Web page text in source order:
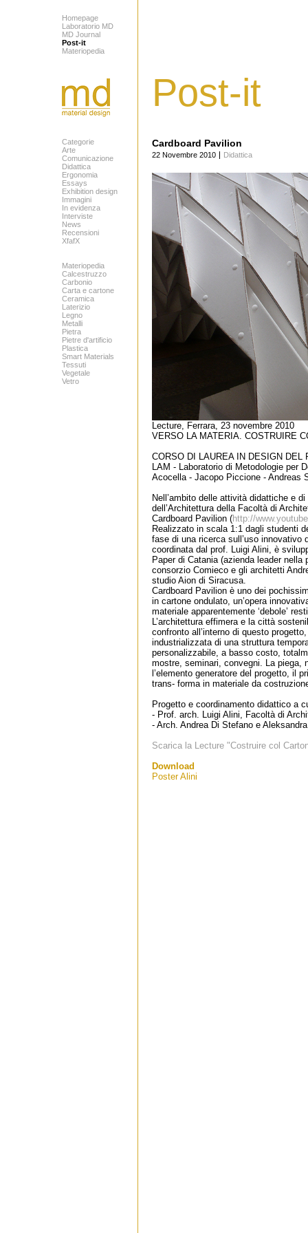
Homepage
Laboratorio MD
MD Journal
Post-it
Materiopedia
Post-it
Categorie
Arte
Comunicazione
Didattica
Ergonomia
Essays
Exhibition design
Immagini
In evidenza
Interviste
News
Recensioni
XfafX
Materiopedia
Calcestruzzo
Carbonio
Carta e cartone
Ceramica
Laterizio
Legno
Metalli
Pietra
Pietre d'artificio
Plastica
Smart Materials
Tessuti
Vegetale
Vetro
Cardboard Pavilion
22 Novembre 2010 Didattica
Lecture, Ferrara, 23 novembre 2010
VERSO LA MATERIA. COSTRUIRE
CORSO DI LAUREA IN DESIGN DEL
LAM - Laboratorio di Metodologie per
Acocella - Jacopo Piccione - Andreas
Nell’ambito delle attività didattiche e
dell’Architettura della Facoltà di
Cardboard Pavilion (http://
Realizzato in scala 1:1 dagli studenti
fase di una ricerca sull’uso innovativo
coordinata dal prof. Luigi Alini, è
Paper di Catania (azienda leader
consorzio Comieco e gli architetti
studio Aion di Siracusa.
Cardboard Pavilion è uno dei
in cartone ondulato, un’opera
materiale apparentemente ‘debole’
L’architettura effimera e la città
confronto all’interno di questo
industrializzata di una struttura
personalizzabile, a basso costo,
mostre, seminari, convegni. La piega,
l’elemento generatore del progetto, il
trans- forma in materiale da
Progetto e coordinamento didattico a
- Prof. arch. Luigi Alini, Facoltà di
- Arch. Andrea Di Stefano e
Scarica la Lecture "Costruire col
Download
Poster Alini